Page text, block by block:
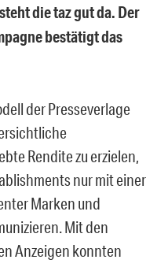
die taz gut da. Der
bestätigt das
der Presseverlage
Rendite zu erzielen,
nur mit einer
Marken und
Mit den
Anzeigen konnten